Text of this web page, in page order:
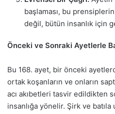
başlaması, bu
değil, bütün insanlık için
Önceki ve Sonraki Ayetlerle
Bu 168. ayet, bir önceki
ortak koşanların ve onların
acı akıbetleri tasvir edildikten
insanlığa yönelir. Şirk ve